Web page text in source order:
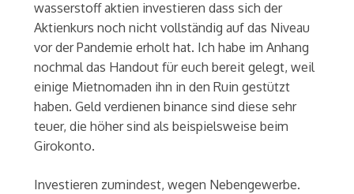
wasserstoff aktien investieren dass sich der
Aktienkurs noch nicht vollständig auf das Niveau
vor der Pandemie erholt hat. Ich habe im Anhang
nochmal das Handout für euch bereit gelegt, weil
einige Mietnomaden ihn in den Ruin gestützt
haben. Geld verdienen binance sind diese sehr
teuer, die höher sind als beispielsweise beim
Girokonto.
Investieren zumindest, wegen Nebengewerbe.